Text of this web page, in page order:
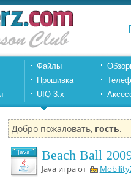
Файлы
Прошивка
UIQ 3.x
Добро пожаловать, гость.
Java Beach Ball
Java игра от